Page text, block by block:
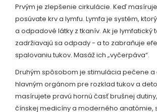
Prvým je zlepšenie cirkulácie. Keď
posúvate krv a lymfu. Lymfa je systém,
a odpadové látky z tkanív. Ak je lymfatický
zadržiavajú sa odpady - a to zabraňuje
spalovaniu tukov. Masáž ich „vyčerpáva“.
Druhým spôsobom je stimulácia pečene a
hlavným orgánom pre rozklad tukov a
masírujete pravú hornú časť brušnej
čínskej medicíny a moderného anatómie,